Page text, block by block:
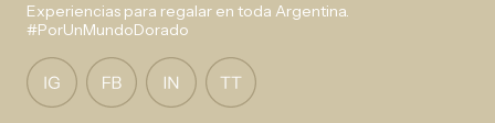
Experiencias para regalar en toda Argentina.
#PorUnMundoDorado